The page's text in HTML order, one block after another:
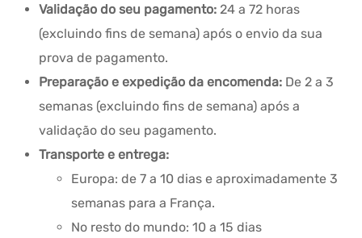
Validação do seu pagamento: 24 a 72 horas
(excluindo fins de semana) após o envio da sua
prova de pagamento.
Preparação e expedição da encomenda: De 2 a 3
semanas (excluindo fins de semana) após a
validação do seu pagamento.
Transporte e entrega:
Europa: de 7 a 10 dias e aproximadamente 3
semanas para a França.
No resto do mundo: 10 a 15 dias